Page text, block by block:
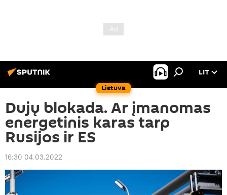
Lietuva
LIT
Dujų blokada. Ar įmanomas
energetinis karas tarp
Rusijos ir ES
16:30 04.03.2022